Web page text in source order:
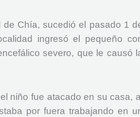
Chía, sucedió el pasado 1
ingresó el pequeño
severo, que le causó
niño fue atacado en su casa,
por fuera trabajando en